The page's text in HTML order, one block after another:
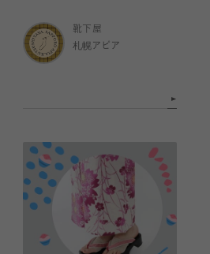
靴下屋
札幌アピア